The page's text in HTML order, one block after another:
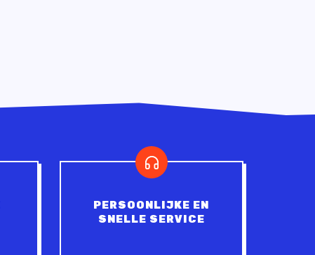
PERSOONLIJKE EN
SNELLE SERVICE